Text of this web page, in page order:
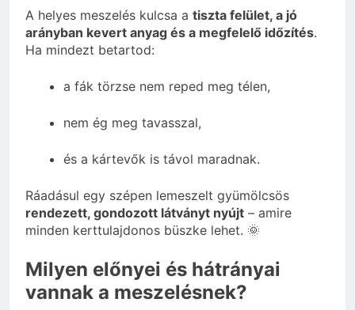
A helyes meszelés kulcsa a tiszta felület, a jó
arányban kevert anyag és a megfelelő időzítés.
Ha mindezt betartod:
a fák törzse nem reped meg télen,
nem ég meg tavasszal,
és a kártevők is távol maradnak.
Ráadásul egy szépen lemeszelt gyümölcsös
rendezett, gondozott látványt nyújt – amire
minden kerttulajdonos büszke lehet. 🌞
Milyen előnyei és hátrányai
vannak a meszelésnek?